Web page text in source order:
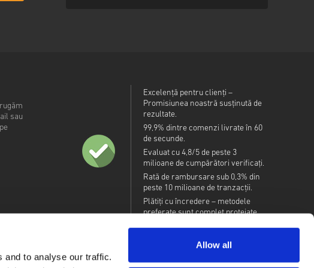
and to analyse our traffic.
Allow all
sau
Excelență pentru clienți –
Promisiunea noastră susținută de
rezultate.
99,9% dintre comenzi livrate în 60
de secunde.
Evaluat cu 4,8/5 de peste 3
milioane de cumpărători verificați.
Rată de rambursare sub 0,3% din
peste 10 milioane de tranzacții.
Plătiți cu încredere – metodele
preferate sunt complet protejate.